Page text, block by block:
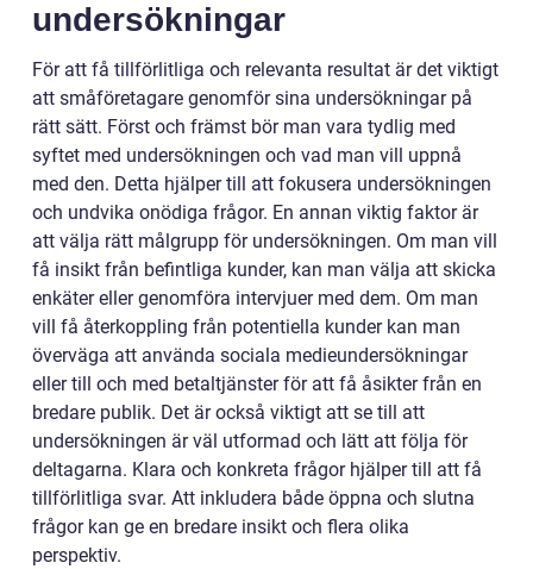
undersökningar
För att få tillförlitliga och relevanta resultat är det viktigt
att småföretagare genomför sina undersökningar på
rätt sätt. Först och främst bör man vara tydlig med
syftet med undersökningen och vad man vill uppnå
med den. Detta hjälper till att fokusera undersökningen
och undvika onödiga frågor. En annan viktig faktor är
att välja rätt målgrupp för undersökningen. Om man vill
få insikt från befintliga kunder, kan man välja att skicka
enkäter eller genomföra intervjuer med dem. Om man
vill få återkoppling från potentiella kunder kan man
överväga att använda sociala medieundersökningar
eller till och med betaltjänster för att få åsikter från en
bredare publik. Det är också viktigt att se till att
undersökningen är väl utformad och lätt att följa för
deltagarna. Klara och konkreta frågor hjälper till att få
tillförlitliga svar. Att inkludera både öppna och slutna
frågor kan ge en bredare insikt och flera olika
perspektiv.